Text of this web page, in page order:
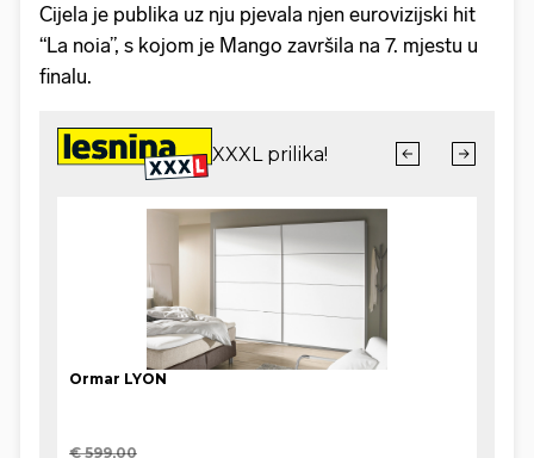
Cijela je publika uz nju pjevala njen eurovizijski hit
“La noia”, s kojom je Mango završila na 7. mjestu u
finalu.